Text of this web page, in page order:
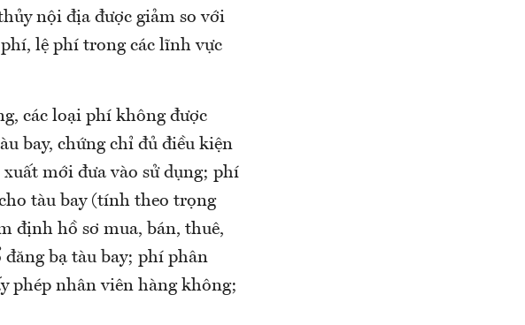
nội địa được giảm so với
lệ phí trong các lĩnh vực
các loại phí không được
bay, chứng chỉ đủ điều kiện
mới đưa vào sử dụng; phí
tàu bay (tính theo trọng
định hồ sơ mua, bán, thuê,
bạ tàu bay; phí phân
phép nhân viên hàng không;